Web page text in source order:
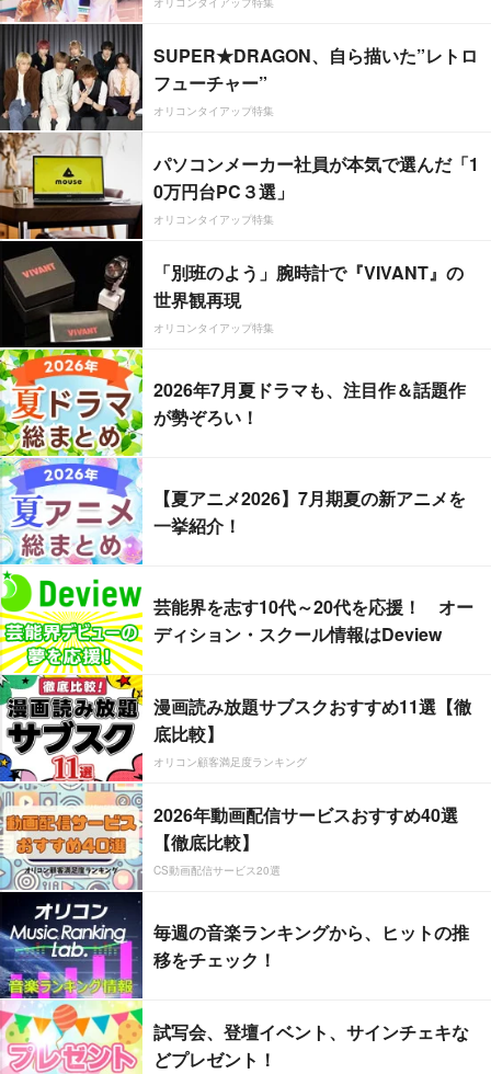
SUPER★DRAGON、自ら描いた”レトロ
フューチャー”
オリコンタイアップ特集
パソコンメーカー社員が本気で選んだ「1
0万円台PC３選」
オリコンタイアップ特集
「別班のよう」腕時計で『VIVANT』の
世界観再現
オリコンタイアップ特集
2026年7月夏ドラマも、注目作＆話題作
が勢ぞろい！
【夏アニメ2026】7月期夏の新アニメを
一挙紹介！
芸能界を志す10代～20代を応援！ オー
ディション・スクール情報はDeview
漫画読み放題サブスクおすすめ11選【徹
底比較】
オリコン顧客満足度ランキング
2026年動画配信サービスおすすめ40選
【徹底比較】
CS動画配信サービス20選
毎週の音楽ランキングから、ヒットの推
移をチェック！
試写会、登壇イベント、サインチェキな
どプレゼント！